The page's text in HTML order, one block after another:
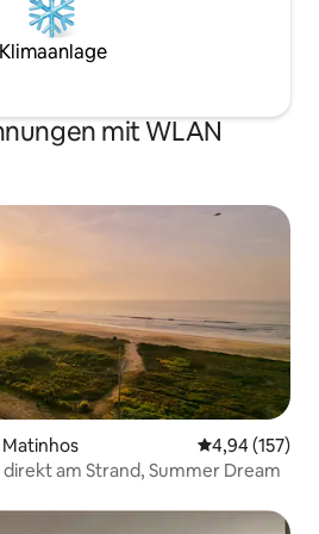
Klimaanlage
mit WLAN
4,94 (157)
am Strand, Summer Dream